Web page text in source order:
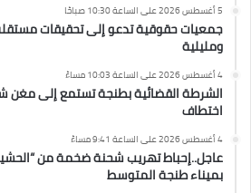
5 أغسطس 2026 على الساعة 10:30 صباحًا
جمعيات حقوقية تدعو إلى تحقيقات
ومليلية
4 أغسطس 2026 على الساعة 10:03 مساءً
الشرطة القضائية بطنجة تستمع إلى
اختطاف
4 أغسطس 2026 على الساعة 9:41 مساءً
عاجل..إحباط تهريب شحنة ضخمة من
بميناء طنجة المتوسط